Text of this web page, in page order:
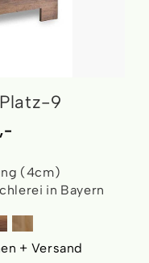
9
(4cm)
in Bayern
+ Versand